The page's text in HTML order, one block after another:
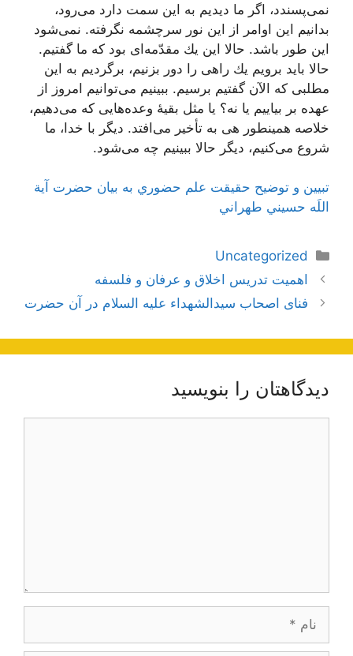
نمی‌پسندد، اگر ما دیدیم به این سمت دارد می‌رود،
بدانیم این اوامر از این نور سرچشمه نگرفته. نمی‌شود
این طور باشد. حالا این یك مقدّمه‌ای بود كه ما گفتیم.
حالا باید برویم یك راهی را دور بزنیم، برگردیم به این
مطلبی كه الآن گفتیم برسیم. ببینیم می‌توانیم امروز از
عهده بر بیاییم یا نه؟ یا مثل بقیۀ وعده‌هایی كه می‌دهیم،
خلاصه همینطور هی به تأخیر می‌افتد. دیگر با خدا، ما
شروع می‌كنیم، دیگر حالا ببینیم چه می‌شود.
تبيين و توضيح حقيقت علم حضوري به بيان حضرت آية
اللَه حسيني طهراني
دسته‌ها
Uncategorized
ناوبری
نوشته‌ها
اهمیت تدريس‌ اخلاق‌ و عرفان‌ و فلسفه‌
فنای اصحاب سیدالشهداء علیه السلام در آن حضرت
دیدگاهتان را بنویسید